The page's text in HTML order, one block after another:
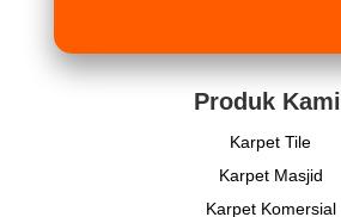
Produk Kami
Karpet Tile
Karpet Masjid
Karpet Komersial